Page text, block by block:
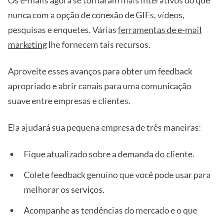
nunca com a opção de conexão de GIFs, vídeos,
pesquisas e enquetes. Váriasferramentas de e-mail
marketinglhe fornecem tais recursos.
Aproveite esses avanços para obter um feedback
apropriado e abrir canais para uma comunicação
suave entre empresas e clientes.
Ela ajudará sua pequena empresa de três maneiras:
Fique atualizado sobre a demanda do cliente.
Colete feedback genuíno que você pode usar para
melhorar os serviços.
Acompanhe as tendências do mercado e o que